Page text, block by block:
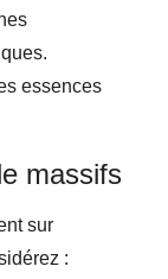
essences
massifs
sur
: